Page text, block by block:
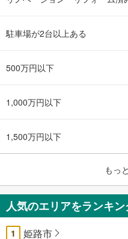
駐車場が2台以上ある
500万円以下
1,000万円以下
1,500万円以下
もっ
人気のエリアをランキ
1 姫路市